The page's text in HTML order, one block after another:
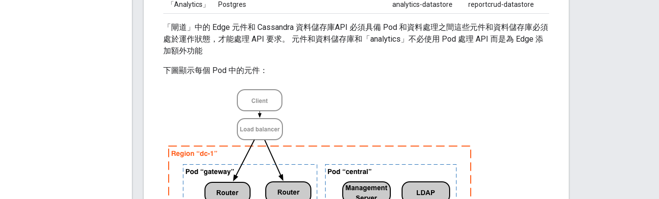
「Analytics」 Postgres analytics-datastore reportcrud-datastore
「閘道」中的 Edge 元件和 Cassandra 資料儲存庫API 必須具備 Pod 和資料處理之間這些元件和資料儲存庫必須
處於運作狀態，才能處理 API 要求。 元件和資料儲存庫和「analytics」不必使用 Pod 處理 API 而是為 Edge 添
加額外功能
下圖顯示每個 Pod 中的元件：